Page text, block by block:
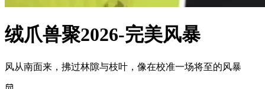
绒爪兽聚2026-完美风暴
风从南面来，拂过林隙与枝叶，像在校准一场将至的风暴